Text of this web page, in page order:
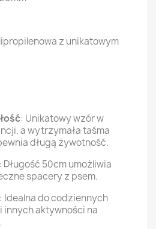
z unikatowym
: Unikatowy wzór w
a wytrzymała taśma
długą żywotność.
: Długość 50cm umożliwia
spacery z psem.
: Idealna do codziennych
innych aktywności na